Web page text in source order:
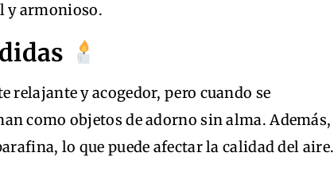
y armonioso.
relajante y acogedor, pero cuando se
como objetos de adorno sin alma. Además,
lo que puede afectar la calidad del aire.